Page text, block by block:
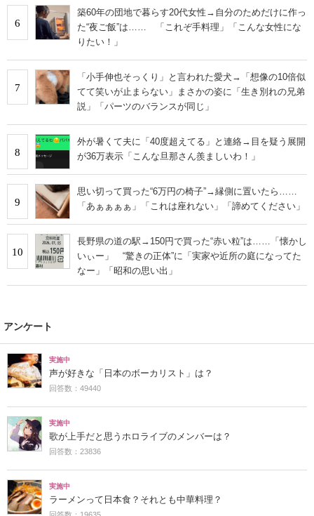
6
築60年の団地で暮らす20代女性→自分のためだけに作っ
た“夜ご飯”は…… 「これぞ手料理」「こんな女性にな
りたい！」
7
「小手伸也そっくり」と言われた愛犬→「想像の10倍似
てて笑いが止まらない」まさかの姿に「生き別れの兄弟
説」「パーツのバランスが同じ」
8
外が暑くて夫に「40度超えてる」と連絡→目を疑う展開
が36万表示「こんな旦那さん羨ましいわ！」
9
思い切って買った“6万円の椅子”→縁側に置いたら……
「あぁぁぁぁ」「これは座れない」「諦めてください」
10
長野県の道の駅→150円で買った“赤い粒”は……「懐かし
いぃー」 “驚きの正体”に「実家や近所の庭になってた
なー」「昭和の思い出」
アンケート
実施中
声が好きな「日本のボーカリスト」は？
回答数：49440
実施中
歌が上手だと思うホロライブのメンバーは？
回答数：23836
実施中
ラーメンって日本食？それとも中華料理？